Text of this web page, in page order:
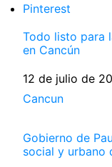
Pinterest
Todo listo para
en Cancún
Fecha
12 de julio de
Respecto a
Cancun
Gobierno de
social y urbano